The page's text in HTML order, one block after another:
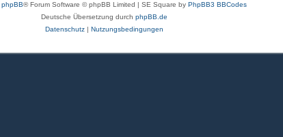
phpBB® Forum Software © phpBB Limited | SE Square by PhpBB3 BBCodes
Deutsche Übersetzung durch phpBB.de
Datenschutz| Nutzungsbedingungen